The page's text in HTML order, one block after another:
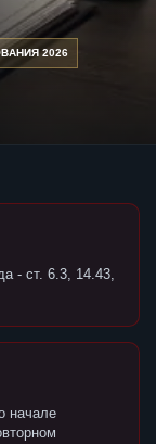
2026
- ст. 6.3, 14.43,
начале